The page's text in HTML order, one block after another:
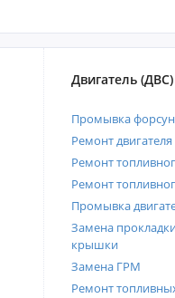
Двигатель (ДВС)
Промывка
Ремонт двигателя
Ремонт
Ремонт
Промывка
Замена
крышки
Замена ГРМ
Ремонт